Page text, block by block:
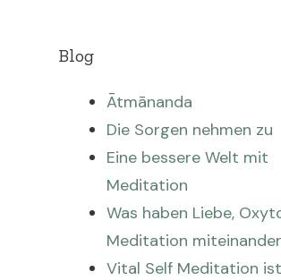
Blog
Ātmānanda
Die Sorgen nehmen zu
Eine bessere Welt mit
Meditation
Was haben Liebe,
Meditation
Vital Self Meditation